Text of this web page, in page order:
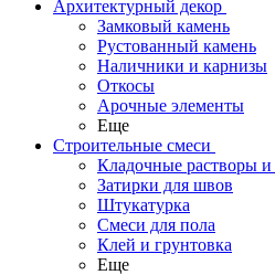
Архитектурный декор
Замковый камень
Рустованный камень
Наличники и карнизы
Откосы
Арочные элементы
Еще
Строительные смеси
Кладочные растворы и
Затирки для швов
Штукатурка
Смеси для пола
Клей и грунтовка
Еще